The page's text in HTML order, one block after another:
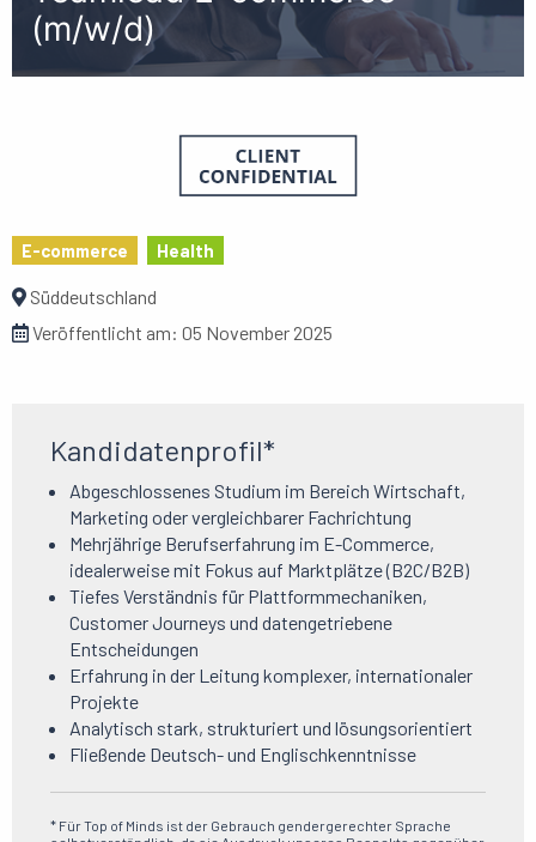
(m/w/d)
E-commerce Health
Süddeutschland
Veröffentlicht am: 05 November 2025
Kandidatenprofil*
Abgeschlossenes Studium im Bereich Wirtschaft,
Marketing oder vergleichbarer Fachrichtung
Mehrjährige Berufserfahrung im E-Commerce,
idealerweise mit Fokus auf Marktplätze (B2C/B2B)
Tiefes Verständnis für Plattformmechaniken,
Customer Journeys und datengetriebene
Entscheidungen
Erfahrung in der Leitung komplexer, internationaler
Projekte
Analytisch stark, strukturiert und lösungsorientiert
Fließende Deutsch- und Englischkenntnisse
* Für Top of Minds ist der Gebrauch gendergerechter Sprache